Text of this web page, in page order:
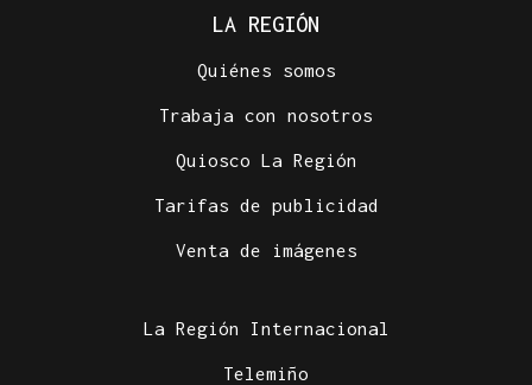
LA REGIÓN
Quiénes somos
Trabaja con nosotros
Quiosco La Región
Tarifas de publicidad
Venta de imágenes
La Región Internacional
Telemiño